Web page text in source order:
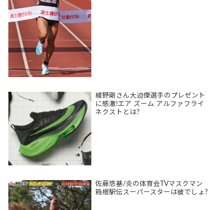
綾野剛さん大迫傑選手のプレゼント
に感激!エア ズーム アルファフライ
ネクストとは?
佐藤悠基/炎の体育会TVマスクマン
箱根駅伝スーパースターは彼でしょ?